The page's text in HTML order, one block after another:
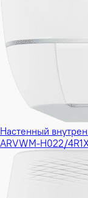
Настенный
ARVWM-H022/